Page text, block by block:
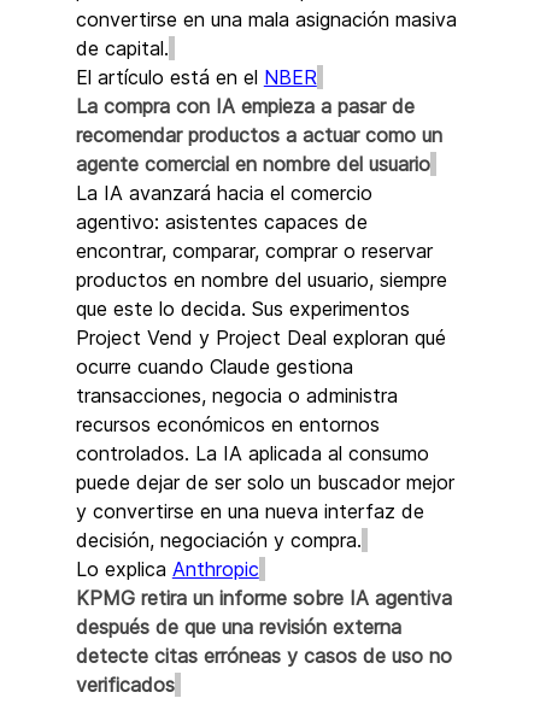
convertirse en una mala asignación masiva
de capital.
El artículo está en el NBER
La compra con IA empieza a pasar de
recomendar productos a actuar como un
agente comercial en nombre del usuario
La IA avanzará hacia el comercio
agentivo: asistentes capaces de
encontrar, comparar, comprar o reservar
productos en nombre del usuario, siempre
que este lo decida. Sus experimentos
Project Vend y Project Deal exploran qué
ocurre cuando Claude gestiona
transacciones, negocia o administra
recursos económicos en entornos
controlados. La IA aplicada al consumo
puede dejar de ser solo un buscador mejor
y convertirse en una nueva interfaz de
decisión, negociación y compra.
Lo explica Anthropic
KPMG retira un informe sobre IA agentiva
después de que una revisión externa
detecte citas erróneas y casos de uso no
verificados